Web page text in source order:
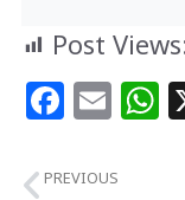
Post
PREVIOUS